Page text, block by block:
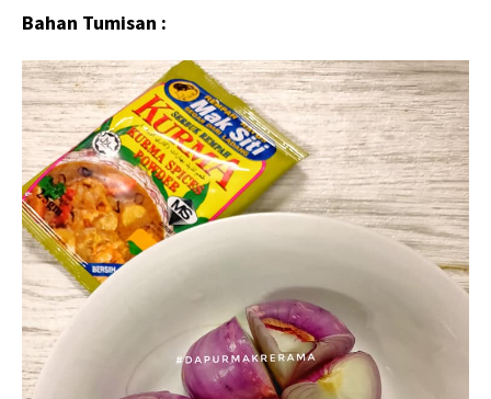
Bahan Tumisan :